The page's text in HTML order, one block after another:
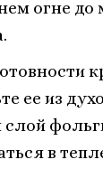
огне до
ее из
слой
в